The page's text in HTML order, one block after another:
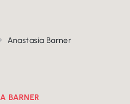
 Anastasia Barner
BARNER